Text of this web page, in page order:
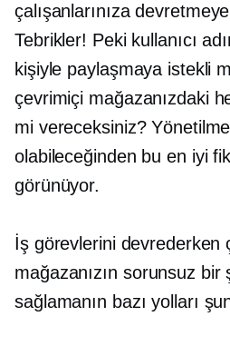
çalışanlarınıza
Tebrikler! Peki kullanıcı
kişiyle paylaşmaya istekli
çevrimiçi mağazanızdaki
mi vereceksiniz?
olabileceğinden bu en iyi
görünüyor.
İş görevlerini devrederken
mağazanızın sorunsuz bir
sağlamanın bazı yolları